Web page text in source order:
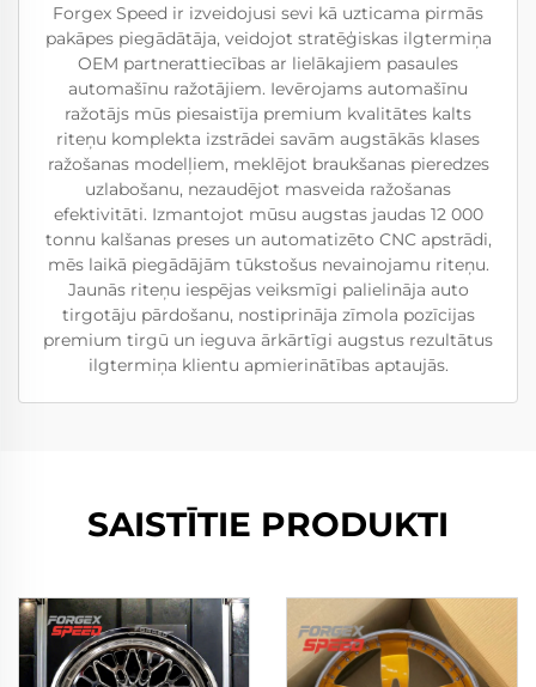
Forgex Speed ir izveidojusi sevi kā uzticama pirmās
pakāpes piegādātāja, veidojot stratēģiskas ilgtermiņa
OEM partnerattiecības ar lielākajiem pasaules
automašīnu ražotājiem. Ievērojams automašīnu
ražotājs mūs piesaistīja premium kvalitātes kalts
riteņu komplekta izstrādei savām augstākās klases
ražošanas modelļiem, meklējot braukšanas pieredzes
uzlabošanu, nezaudējot masveida ražošanas
efektivitāti. Izmantojot mūsu augstas jaudas 12 000
tonnu kalšanas preses un automatizēto CNC apstrādi,
mēs laikā piegādājām tūkstošus nevainojamu riteņu.
Jaunās riteņu iespējas veiksmīgi palielināja auto
tirgotāju pārdošanu, nostiprināja zīmola pozīcijas
premium tirgū un ieguva ārkārtīgi augstus rezultātus
ilgtermiņa klientu apmierinātības aptaujās.
SAISTĪTIE PRODUKTI